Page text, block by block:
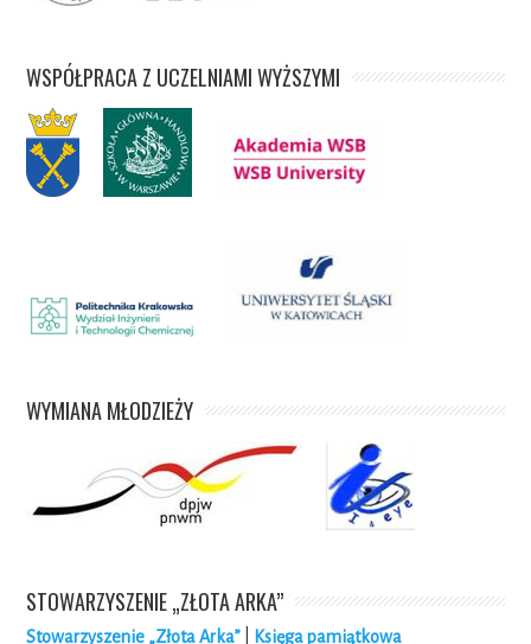
WSPÓŁPRACA Z UCZELNIAMI WYŻSZYMI
WYMIANA MŁODZIEŻY
STOWARZYSZENIE „ZŁOTA ARKA”
Stowarzyszenie „Złota Arka”
Księga pamiątkowa